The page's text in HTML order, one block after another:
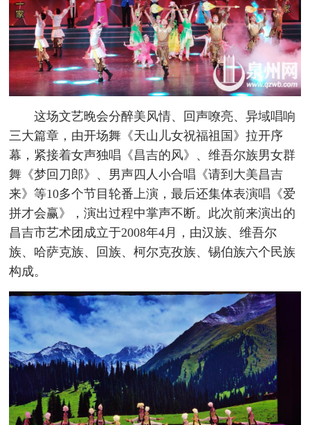
这场文艺晚会分醉美风情、回声嘹亮、异域唱响
三大篇章，由开场舞《天山儿女祝福祖国》拉开序
幕，紧接着女声独唱《昌吉的风》、维吾尔族男女群
舞《梦回刀郎》、男声四人小合唱《请到大美昌吉
来》等10多个节目轮番上演，最后还集体表演唱《爱
拼才会赢》，演出过程中掌声不断。此次前来演出的
昌吉市艺术团成立于2008年4月，由汉族、维吾尔
族、哈萨克族、回族、柯尔克孜族、锡伯族六个民族
构成。